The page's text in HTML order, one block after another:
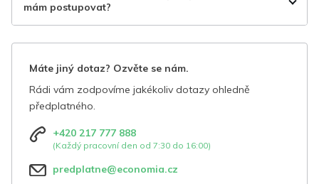
mám postupovat?
Máte jiný dotaz? Ozvěte se nám.
Rádi vám zodpovíme jakékoliv dotazy ohledně
předplatného.
+420 217 777 888
(Každý pracovní den od 7:30 do 16:00)
predplatne@economia.cz